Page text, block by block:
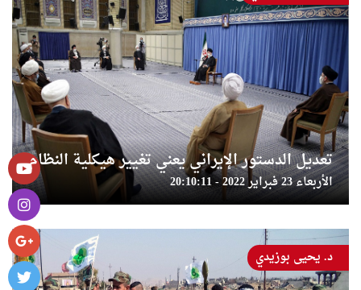
تعديل الدستور الإيراني يعني تغيير هيكلية النظام
الأربعاء 23 فبراير 2022 - 20:10:11
د. يحيى بوزيدي